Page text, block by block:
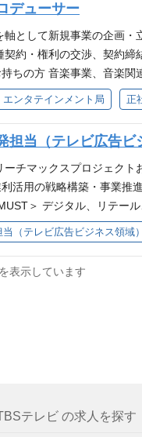
プ全体の発展には不可欠
を歓迎します。是非一緒
デューサー
軸として新規事業の企画・
契約・権利の交渉、契約
持ちの方 音楽事業、音楽
ある方 チームとして社内
億円以上の事業プロジェ
を立ち上げました。これ
出したり、Ｋアリーナ横
それをより強固に、音楽
に最高の体験としてお届
エンタテインメント局 正
担当（テレビ広告ビ
ーチマックスプロジェク
活用の戦略構築・事業推
＞ デジタル、リテー
い思考力 実務処理能力
ルスの高度化に向けて、共
通貫してできる人材からの
（テレビ広告ビジネス領域）
表示しています
テレビ の求人を探す